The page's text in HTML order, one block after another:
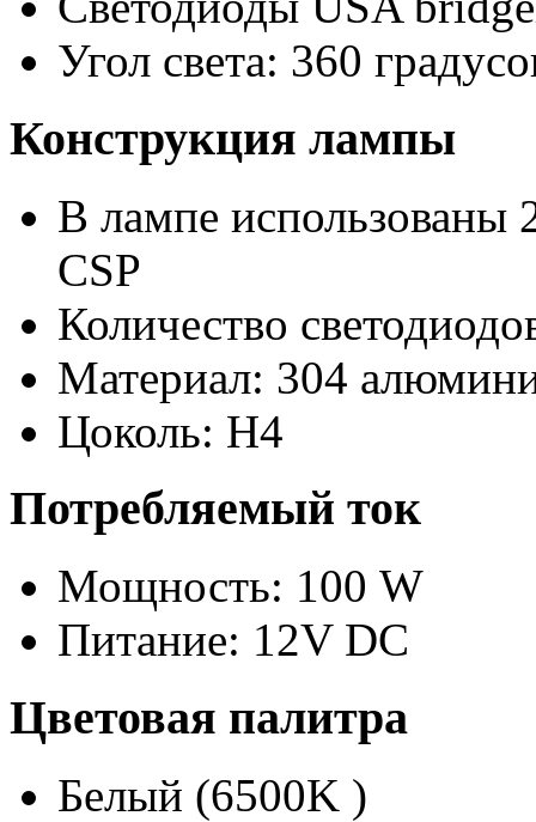
Угол света: 360
Конструкция лампы
В лампе использованы
CSP
Количество
Материал: 304
Цоколь: H4
Потребляемый ток
Мощность: 100 W
Питание: 12V DC
Цветовая палитра
Белый (6500K )